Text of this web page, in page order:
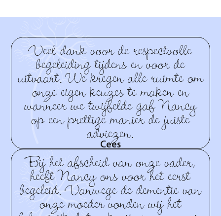
Veel dank voor de respectvolle
begeleiding tijdens en voor de
uitvaart. We kregen alle ruimte om
onze eigen keuzes te maken en
wanneer we twijfelde gaf Nancy
op een prettige manier de juiste
adviezen.
Cees
Bij het afscheid van onze vader,
heeft Nancy ons voor het eerst
begeleid. Vanwege de dementie van
onze moeder vonden wij het